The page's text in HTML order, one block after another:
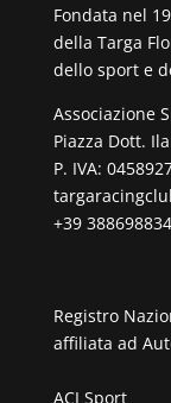
Fondata nel
della Targa
dello sport e
Associazione
Piazza Dott.
P. IVA:
+39
Registro
affiliata ad
ACI Sport